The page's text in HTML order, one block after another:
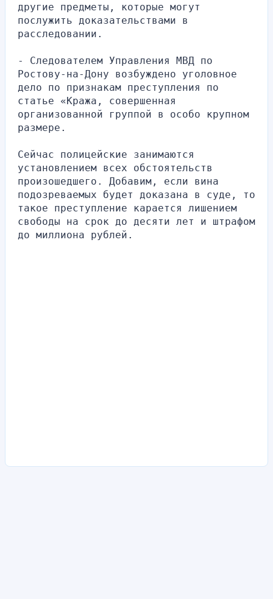
другие предметы, которые могут
послужить доказательствами в
расследовании.
- Следователем Управления МВД по
Ростову-на-Дону возбуждено уголовное
дело по признакам преступления по
статье «Кража, совершенная
организованной группой в особо крупном
размере.
Сейчас полицейские занимаются
установлением всех обстоятельств
произошедшего. Добавим, если вина
подозреваемых будет доказана в суде, то
такое преступление карается лишением
свободы на срок до десяти лет и штрафом
до миллиона рублей.